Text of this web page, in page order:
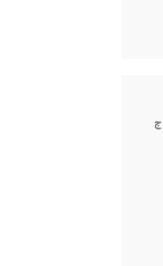
ج